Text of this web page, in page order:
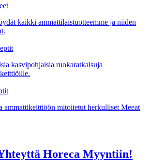
kaikki ammattilaistuotteemme ja niiden
kasvipohjaisia ruokaratkaisuja
ammattikeittiöön mitoitetut herkulliset Meeat
Horeca Myyntiin!